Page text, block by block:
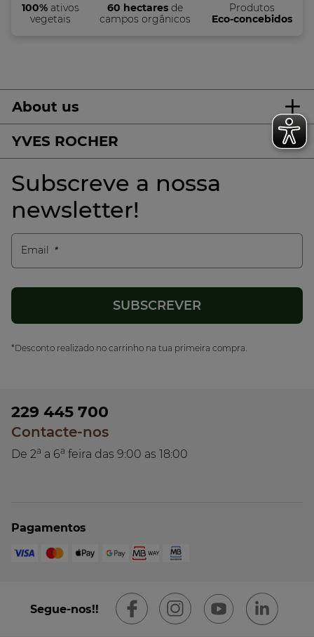
100%ativos
vegetais
60 hectares de
campos orgânicos
Produtos
Eco-concebidos
About us
YVES ROCHER
Subscreve a nossa
newsletter!
Email
*Desconto realizado no carrinho na tua primeira compra.
229 445 700
Contacte-nos
De 2a a 6a feira das 9:00 as 18:00
Pagamentos
Segue-nos!!